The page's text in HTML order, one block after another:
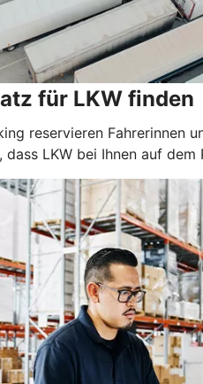
für LKW finden
reservieren
LKW bei Ihnen auf